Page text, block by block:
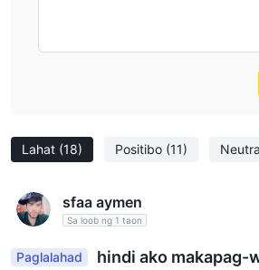
Lahat (18) Positibo (11)
sfaa aymen
Sa loob ng 1 taon
Paglalahad hindi ako makapag-